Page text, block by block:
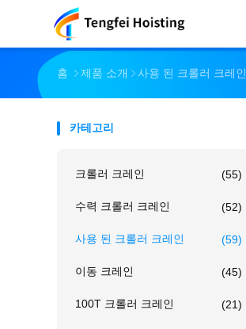
홈 제품 소개 사용 된 크롤러 크레인
카테고리
크롤러 크레인 (55)
수력 크롤러 크레인 (52)
사용 된 크롤러 크레인 (59)
이동 크레인 (45)
100T 크롤러 크레인 (21)